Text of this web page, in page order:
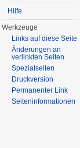
Hilfe
Werkzeuge
Links auf diese Seite
Änderungen an
verlinkten Seiten
Spezialseiten
Druckversion
Permanenter Link
Seiteninformationen